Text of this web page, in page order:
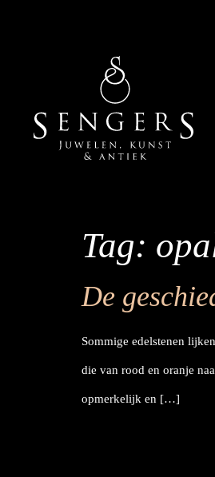
Tag:
De
Sommige edelstenen
die van rood en oranje
opmerkelijk en […]